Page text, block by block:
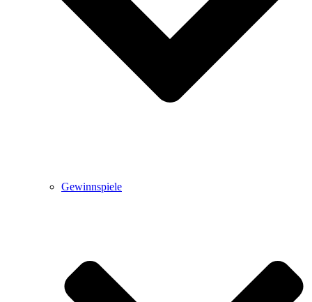
Gewinnspiele